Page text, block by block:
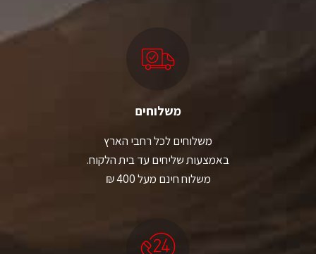
משלוחים
משלוחים לכל רחבי הארץ
באמצעות שליחים עד בית הלקוח.
משלוח חינם מעל 400 ₪